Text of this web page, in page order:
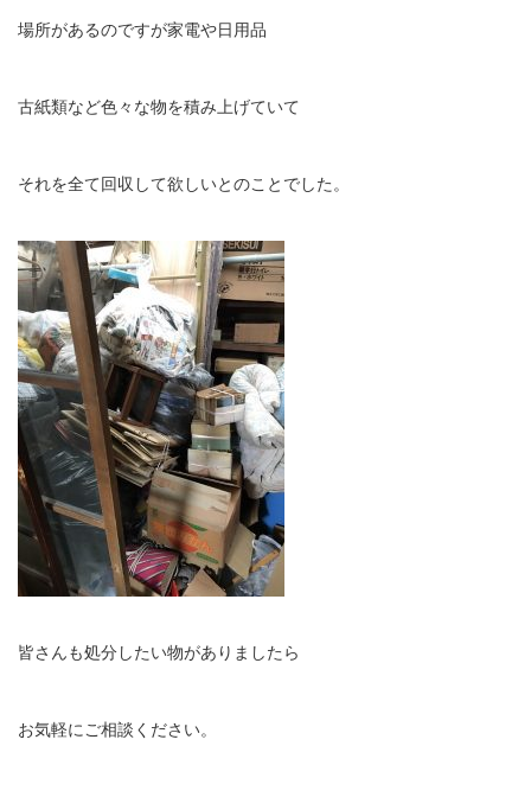
場所があるのですが家電や日用品
古紙類など色々な物を積み上げていて
それを全て回収して欲しいとのことでした。
皆さんも処分したい物がありましたら
お気軽にご相談ください。